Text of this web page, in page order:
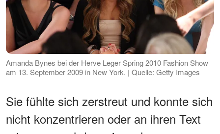
Amanda Bynes bei der Herve Leger Spring 2010 Fashion Show
am 13. September 2009 in New York. | Quelle: Getty Images
Sie fühlte sich zerstreut und konnte sich
nicht konzentrieren oder an ihren Text